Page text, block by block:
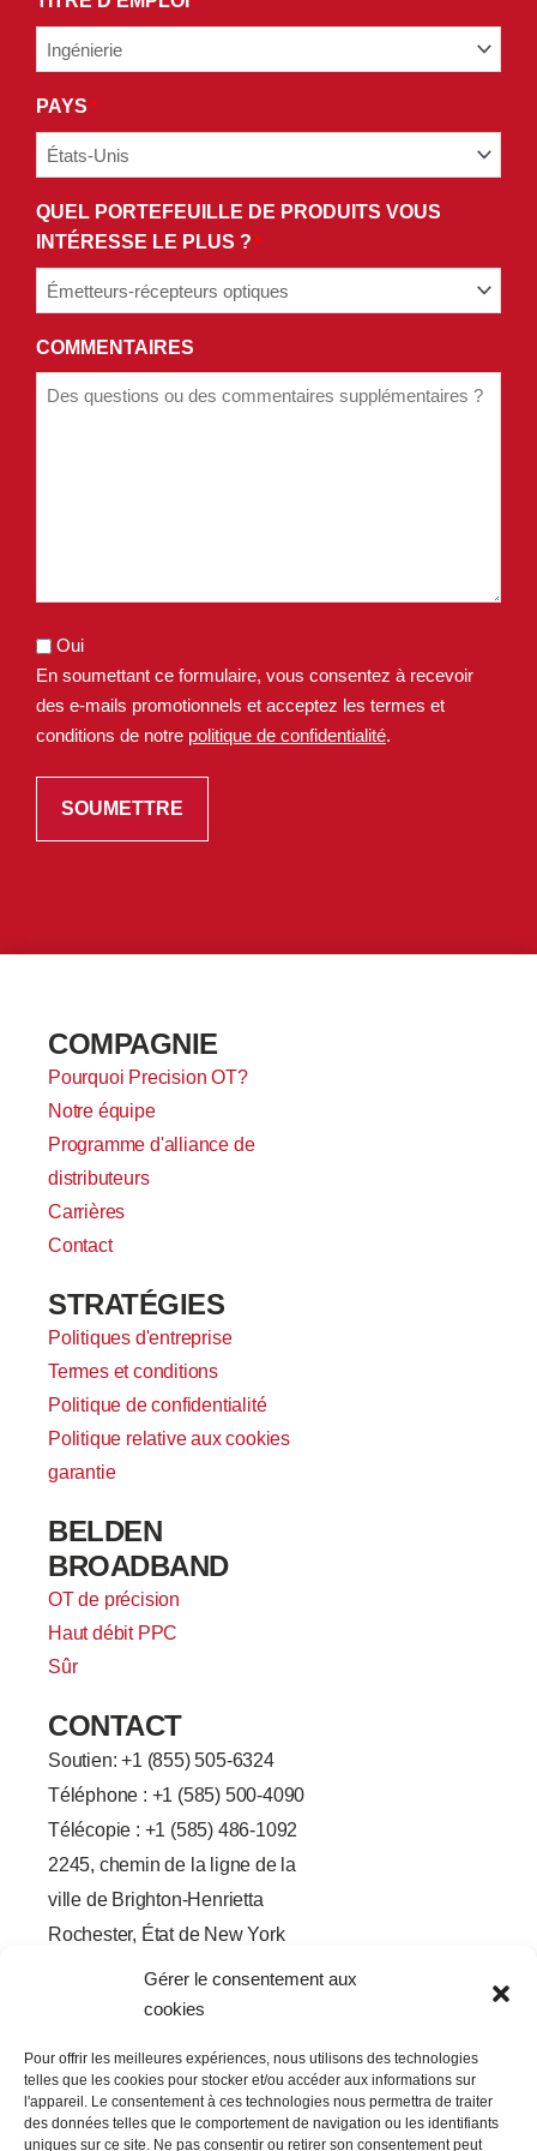
Gérer le consentement aux
cookies
Pour offrir les meilleures expériences, nous utilisons des technologies
telles que les cookies pour stocker et/ou accéder aux informations sur
l'appareil. Le consentement à ces technologies nous permettra de traiter
des données telles que le comportement de navigation ou les identifiants
uniques sur ce site. Ne pas consentir ou retirer son consentement peut
PAYS *
QUEL PORTEFEUILLE DE PRODUITS VOUS
INTÉRESSE LE PLUS ? *
COMMENTAIRES
POLITIQUE
DE
CONFIDENTIALITÉ.
Oui
En soumettant ce formulaire, vous consentez à recevoir
des e-mails promotionnels et acceptez les termes et
conditions de notre politique de confidentialité.
COMPAGNIE
Pourquoi Precision OT?
Notre équipe
Programme d'alliance de
distributeurs
Carrières
Contact
STRATÉGIES
Politiques d'entreprise
Termes et conditions
Politique de confidentialité
Politique relative aux cookies
garantie
BELDEN
BROADBAND
OT de précision
Haut débit PPC
Sûr
CONTACT
Soutien: +1 (855) 505-6324
Téléphone : +1 (585) 500-4090
Télécopie : +1 (585) 486-1092
2245, chemin de la ligne de la
ville de Brighton-Henrietta
Rochester, État de New York
e
b
o
o
k
-
e
d
I
n
-
w
t
e
r
t
u
b
e